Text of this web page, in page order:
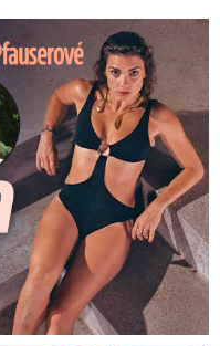
že to táta nevidí